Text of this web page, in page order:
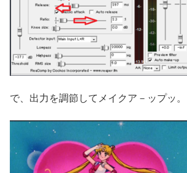
で、出力を調節してメイクア－ップッ。